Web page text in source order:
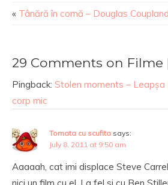
« Tânără în comă – Douglas Coupland
29 Comments on Filme
Pingback: Stolen moments – Leapșa
corp mic
Tomata cu scufita says:
July 8, 2011 at 9:50 am
Aaaaah, cat imi displace Steve